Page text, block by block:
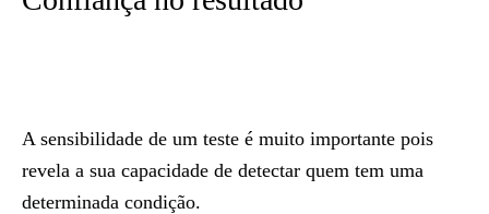
A sensibilidade de um teste é muito importante pois
revela a sua capacidade de detectar quem tem uma
determinada condição.